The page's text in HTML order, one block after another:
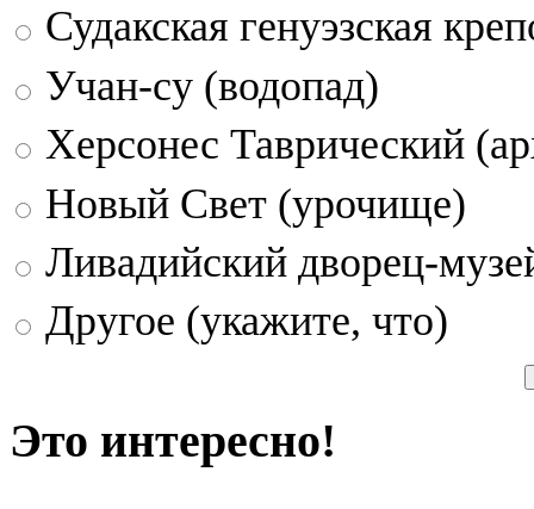
Судакская генуэзская
Учан-су (водопад)
Херсонес Таврический
Новый Свет (урочище)
Ливадийский дворец-
Другое (укажите, что)
Это интересно!